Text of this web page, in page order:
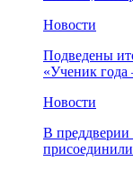
Новости
Подведены
«Ученик
Новости
В